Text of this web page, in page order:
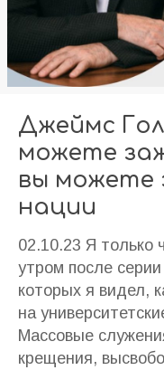
Джеймс
можете
вы можете
нации
02.10.23 Я только
утром после
которых я видел,
на
Массовые
крещения,